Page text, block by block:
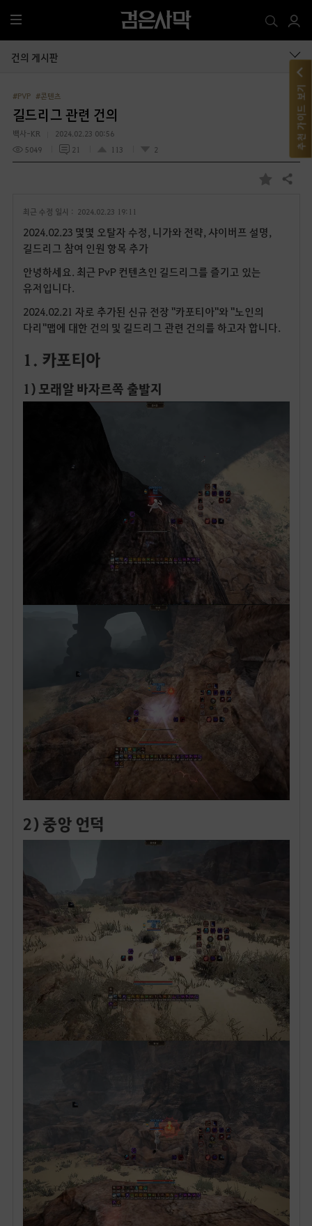
전
체
메
건의 게시판
#PVP #콘텐츠
길드리그 관련 건의
백사-KR
2024.02.23 00:56
5049
21 113 2
즐
기
공유하기
최근 수정 일시 : 2024.02.23 19:11
2024.02.23 몇몇 오탈자 수정, 니가와 전략, 샤이버프 설명,
길드리그 참여 인원 항목 추가
안녕하세요. 최근 PvP 컨텐츠인 길드리그를 즐기고 있는
유저입니다.
2024.02.21 자로 추가된 신규 전장 "카포티아"와 "노인의
다리"맵에 대한 건의 및 길드리그 관련 건의를 하고자 합니다.
1. 카포티아
1) 모래알 바자르쪽 출발지
2) 중앙 언덕
추천 가이드 보기